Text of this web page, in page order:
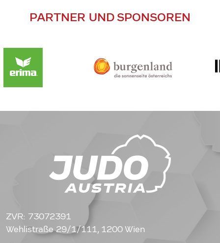
PARTNER UND SPONSOREN
ZVR: 73072391
Wehlistraße 29/1/111, 1200 Wien